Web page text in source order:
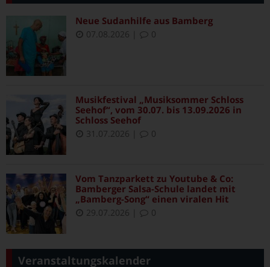
Neue Sudanhilfe aus Bamberg
07.08.2026 0
Musikfestival „Musiksommer Schloss
Seehof“, vom 30.07. bis 13.09.2026 in
Schloss Seehof
31.07.2026 0
Vom Tanzparkett zu Youtube & Co:
Bamberger Salsa-Schule landet mit
„Bamberg-Song“ einen viralen Hit
29.07.2026 0
Veranstaltungskalender